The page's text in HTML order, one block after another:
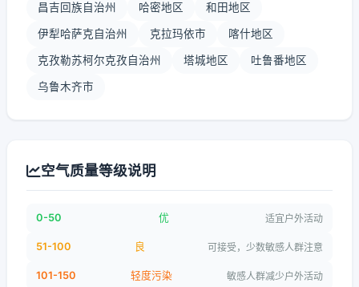
昌吉回族自治州 哈密地区 和田地区
伊犁哈萨克自治州 克拉玛依市 喀什地区
克孜勒苏柯尔克孜自治州 塔城地区 吐鲁番地区
乌鲁木齐市
空气质量等级说明
0-50 优 适宜户外活动
51-100 良 可接受，少数敏感人群注意
101-150 轻度污染 敏感人群减少户外活动